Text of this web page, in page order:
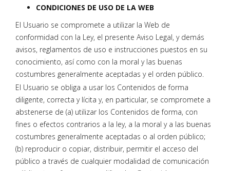
CONDICIONES DE USO DE LA WEB
El Usuario se compromete a utilizar la Web de
conformidad con la Ley, el presente Aviso Legal, y demás
avisos, reglamentos de uso e instrucciones puestos en su
conocimiento, así como con la moral y las buenas
costumbres generalmente aceptadas y el orden público.
El Usuario se obliga a usar los Contenidos de forma
diligente, correcta y lícita y, en particular, se compromete a
abstenerse de (a) utilizar los Contenidos de forma, con
fines o efectos contrarios a la ley, a la moral y a las buenas
costumbres generalmente aceptadas o al orden público;
(b) reproducir o copiar, distribuir, permitir el acceso del
público a través de cualquier modalidad de comunicación